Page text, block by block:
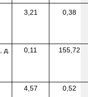
3,21 0,38
, д.
0,11 155,72
4,57 0,52